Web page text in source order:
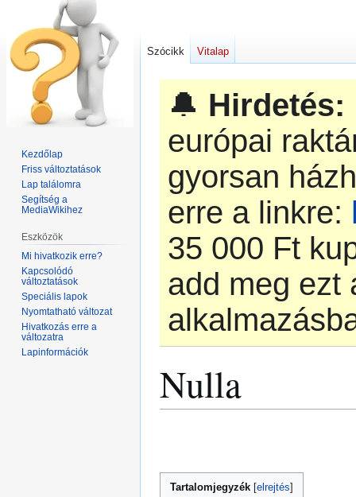
🔔 Hirdetés:
európai
gyorsan
erre a linkre:
‎35 000 Ft
add meg ezt
Nulla
Tartalomjegyzék
Szócikk Vitalap
Kezdőlap
Friss változtatások
Lap találomra
Segítség a
MediaWikihez
Eszközök
Mi hivatkozik erre?
Kapcsolódó
változtatások
Speciális lapok
Nyomtatható változat
Hivatkozás erre a
változatra
Lapinformációk